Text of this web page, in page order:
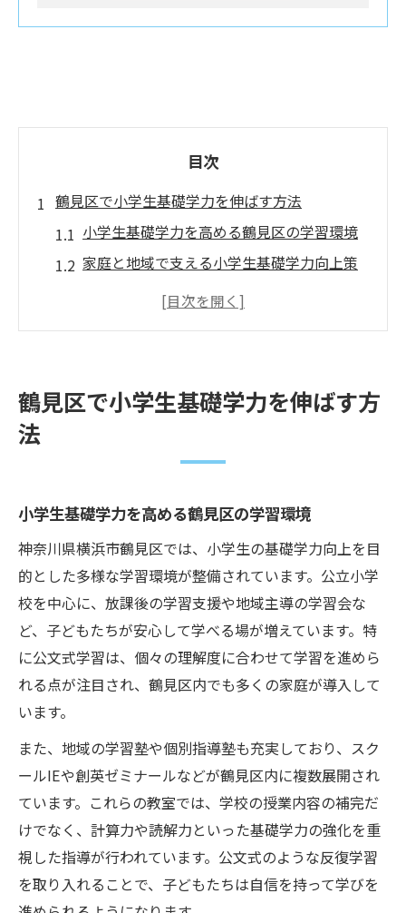
目次
鶴見区で小学生基礎学力を伸ばす方法
小学生基礎学力を高める鶴見区の学習環境
家庭と地域で支える小学生基礎学力向上策
小学生基礎学力サポート体制の選び方ポイ
公文式活用で基礎学力を支える家庭学習術
家庭学習で小学生基礎学力を強化する公文
式の活用術
公文式が小学生基礎学力に与える効果的な
アプローチ
小学生基礎学力定着に役立つ公文式の家庭
活用例
公文式で小学生基礎学力を支える成功体験
み
鶴見区が進める小学生基礎学力向上の地域
活動
小学生基礎学力強化を目指した鶴見区の支
援制度
地域で広がる小学生基礎学力サポートの取
鶴見区で小学生基礎学力を伸ばす方
法
小学生基礎学力を高める鶴見区の学習環境
神奈川県横浜市鶴見区では、小学生の基礎学力向上を目
的とした多様な学習環境が整備されています。公立小学
校を中心に、放課後の学習支援や地域主導の学習会な
ど、子どもたちが安心して学べる場が増えています。特
に公文式学習は、個々の理解度に合わせて学習を進めら
れる点が注目され、鶴見区内でも多くの家庭が導入して
います。
また、地域の学習塾や個別指導塾も充実しており、スク
ールIEや創英ゼミナールなどが鶴見区内に複数展開され
ています。これらの教室では、学校の授業内容の補完だ
けでなく、計算力や読解力といった基礎学力の強化を重
視した指導が行われています。公文式のような反復学習
を取り入れることで、子どもたちは自信を持って学びを